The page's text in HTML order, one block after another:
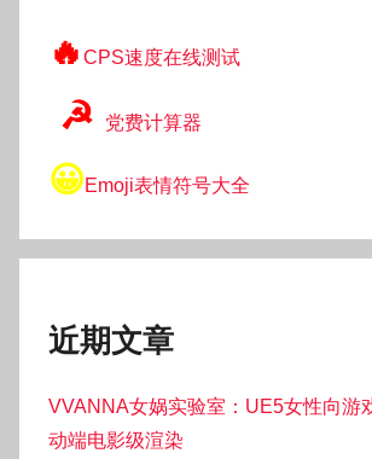
🔥 CPS速度在线测试
☭ 党费计算器
😀Emoji表情符号大全
近期文章
VVANNA女娲实验室：UE5女性向游
动端电影级渲染